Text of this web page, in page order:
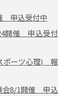
申込受付中
開催 申込受付
ポーツ心理) 報
会8/1開催 申込